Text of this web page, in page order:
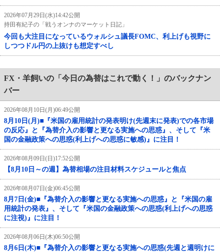
2026年07月29日(水)14:42公開
持田有紀子の「戦うオンナのマーケット日記」
今回も大注目になっているウォルシュ議長FOMC、利上げも視野に
しつつドル円の上抜けも想定すべし
FX・羊飼いの「今日の為替はこれで動く！」のバックナン
バー
2026年08月10日(月)06:49公開
8月10日(月)■『米国の雇用統計の発表明け(先週末に発表)での各市場
の反応』と『為替介入の影響と更なる実施への思惑』、そして『米
国の金融政策への思惑(利上げへの思惑に敏感)』に注目！
2026年08月09日(日)17:52公開
【8月10日～の週】為替相場の注目材料スケジュールと焦点
2026年08月07日(金)06:45公開
8月7日(金)■『為替介入の影響と更なる実施への思惑』と『米国の雇
用統計の発表』、そして『米国の金融政策への思惑(利上げへの思惑
に注視)』に注目！
2026年08月06日(木)06:50公開
8月6日(木)■『為替介入の影響と更なる実施への思惑(先週と週明けに